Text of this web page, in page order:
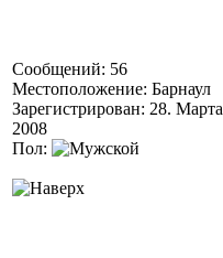
Сообщений: 56
Местоположение: Барнаул
Зарегистрирован: 28. Марта
2008
Пол: